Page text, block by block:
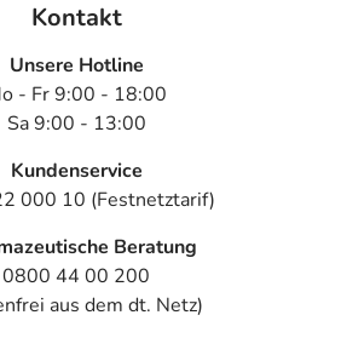
Kontakt
Unsere Hotline
- Fr 9:00 - 18:00
Sa 9:00 - 13:00
Kundenservice
000 10 (Festnetztarif)
Beratung
0800 44 00 200
aus dem dt. Netz)